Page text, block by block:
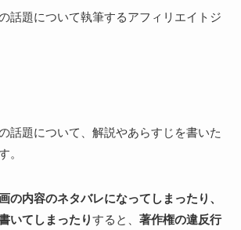
話題について執筆するアフィリエイトジ
話題について、解説やあらすじを書いた
。
の内容のネタバレになってしまったり、
いてしまったりすると、 著作権の違反行